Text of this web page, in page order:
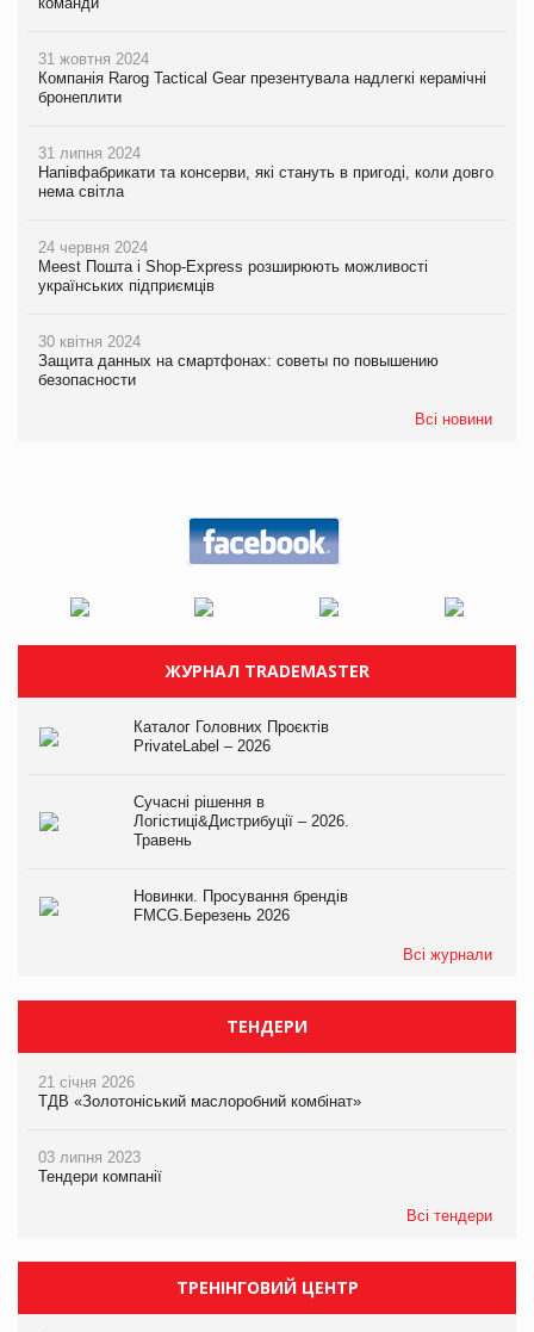
31 жовтня 2024
Компанія Rarog Tactical Gear презентувала надлегкі керамічні
бронеплити
31 липня 2024
Напівфабрикати та консерви, які стануть в пригоді, коли довго
нема світла
24 червня 2024
Meest Пошта і Shop-Express розширюють можливості
українських підприємців
30 квітня 2024
Защита данных на смартфонах: советы по повышению
безопасности
Всі новини
ЖУРНАЛ TRADEMASTER
Каталог Головних Проєктів
PrivateLabel – 2026
Сучасні рішення в
Логістиці&Дистрибуції – 2026.
Травень
Новинки. Просування брендів
FMCG.Березень 2026
Всі журнали
ТЕНДЕРИ
21 січня 2026
ТДВ «Золотоніський маслоробний комбінат»
03 липня 2023
Тендери компанії
Всі тендери
ТРЕНІНГОВИЙ ЦЕНТР